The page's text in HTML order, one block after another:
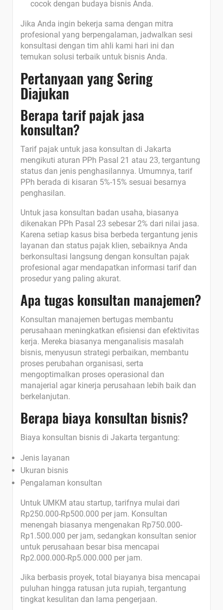
cocok dengan budaya bisnis Anda.
Jika Anda ingin bekerja sama dengan mitra
profesional yang berpengalaman, jadwalkan sesi
konsultasi dengan tim ahli kami hari ini dan
temukan solusi terbaik untuk bisnis Anda.
Pertanyaan yang Sering
Diajukan
Berapa tarif pajak jasa
konsultan?
Tarif pajak untuk jasa konsultan di Jakarta
mengikuti aturan PPh Pasal 21 atau 23, tergantung
status dan jenis penghasilannya. Umumnya, tarif
PPh berada di kisaran 5%-15% sesuai besarnya
penghasilan.
Untuk jasa konsultan badan usaha, biasanya
dikenakan PPh Pasal 23 sebesar 2% dari nilai jasa.
Karena setiap kasus bisa berbeda tergantung jenis
layanan dan status pajak klien, sebaiknya Anda
berkonsultasi langsung dengan konsultan pajak
profesional agar mendapatkan informasi tarif dan
prosedur yang paling akurat.
Apa tugas konsultan manajemen?
Konsultan manajemen bertugas membantu
perusahaan meningkatkan efisiensi dan efektivitas
kerja. Mereka biasanya menganalisis masalah
bisnis, menyusun strategi perbaikan, membantu
proses perubahan organisasi, serta
mengoptimalkan proses operasional dan
manajerial agar kinerja perusahaan lebih baik dan
berkelanjutan.
Berapa biaya konsultan bisnis?
Biaya konsultan bisnis di Jakarta tergantung:
Jenis layanan
Ukuran bisnis
Pengalaman konsultan
Untuk UMKM atau startup, tarifnya mulai dari
Rp250.000-Rp500.000 per jam. Konsultan
menengah biasanya mengenakan Rp750.000-
Rp1.500.000 per jam, sedangkan konsultan senior
untuk perusahaan besar bisa mencapai
Rp2.000.000-Rp5.000.000 per jam.
Jika berbasis proyek, total biayanya bisa mencapai
puluhan hingga ratusan juta rupiah, tergantung
tingkat kesulitan dan lama pengerjaan.